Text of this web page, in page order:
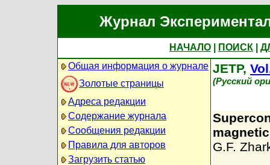
Журнал
НАЧАЛО ПОИСК
Общая информация о журнале
Золотые страницы
Адреса редакции
Содержание журнала
Сообщения редакции
Правила для авторов
Загрузить статью
JETP,
(Русский
G.F.